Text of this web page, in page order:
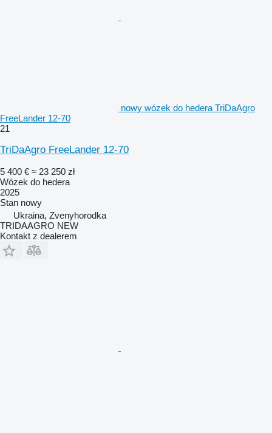
nowy wózek do hedera TriDaAgro
FreeLander 12-70
21
TriDaAgro FreeLander 12-70
5 400 € ≈ 23 250 zł
Wózek do hedera
2025
Stan nowy
Ukraina, Zvenyhorodka
TRIDAAGRO NEW
Kontakt z dealerem